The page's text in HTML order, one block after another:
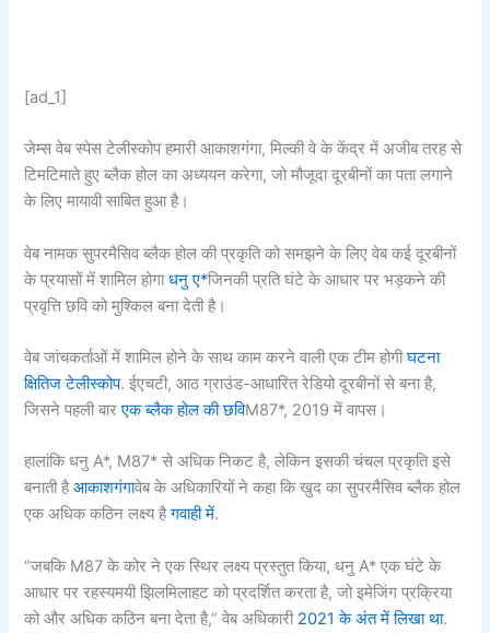
[ad_1]
जेम्स वेब स्पेस टेलीस्कोप हमारी आकाशगंगा, मिल्की वे के केंद्र में अजीब तरह से
टिमटिमाते हुए ब्लैक होल का अध्ययन करेगा, जो मौजूदा दूरबीनों का पता लगाने
के लिए मायावी साबित हुआ है।
वेब नामक सुपरमैसिव ब्लैक होल की प्रकृति को समझने के लिए वेब कई दूरबीनों
के प्रयासों में शामिल होगाधनु ए*जिनकी प्रति घंटे के आधार पर भड़कने की
प्रवृत्ति छवि को मुश्किल बना देती है।
वेब जांचकर्ताओं में शामिल होने के साथ काम करने वाली एक टीम होगीघटना
क्षितिज टेलीस्कोप. ईएचटी, आठ ग्राउंड-आधारित रेडियो दूरबीनों से बना है,
जिसने पहली बारएक ब्लैक होल की छविM87*, 2019 में वापस।
हालांकि धनु A*, M87* से अधिक निकट है, लेकिन इसकी चंचल प्रकृति इसे
बनाती हैआकाशगंगावेब के अधिकारियों ने कहा कि खुद का सुपरमैसिव ब्लैक होल
एक अधिक कठिन लक्ष्य हैगवाही में.
“जबकि M87 के कोर ने एक स्थिर लक्ष्य प्रस्तुत किया, धनु A* एक घंटे के
आधार पर रहस्यमयी झिलमिलाहट को प्रदर्शित करता है, जो इमेजिंग प्रक्रिया
को और अधिक कठिन बना देता है,” वेब अधिकारी 2021 के अंत में लिखा था.